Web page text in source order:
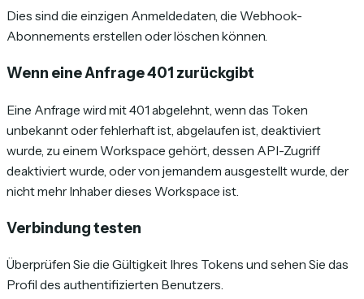
Dies sind die einzigen Anmeldedaten, die Webhook-
Abonnements erstellen oder löschen können.
Wenn eine Anfrage 401 zurückgibt
Eine Anfrage wird mit 401 abgelehnt, wenn das Token
unbekannt oder fehlerhaft ist, abgelaufen ist, deaktiviert
wurde, zu einem Workspace gehört, dessen API-Zugriff
deaktiviert wurde, oder von jemandem ausgestellt wurde, der
nicht mehr Inhaber dieses Workspace ist.
Verbindung testen
Überprüfen Sie die Gültigkeit Ihres Tokens und sehen Sie das
Profil des authentifizierten Benutzers.